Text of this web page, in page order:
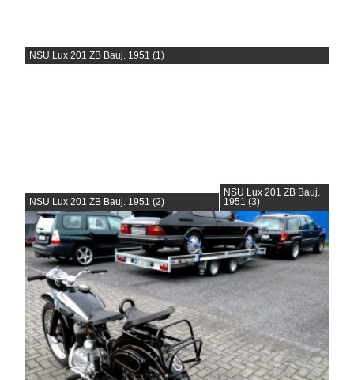
NSU Lux 201 ZB Bauj. 1951 (1)
NSU Lux 201 ZB Bauj. 1951 (2)
NSU Lux 201 ZB Bauj.
1951 (3)